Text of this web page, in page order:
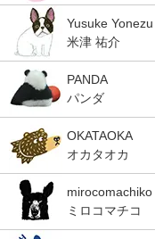
Yusuke Yonezu
米津 祐介
PANDA
パンダ
OKATAOKA
オカタオカ
mirocomachiko
ミロコマチコ